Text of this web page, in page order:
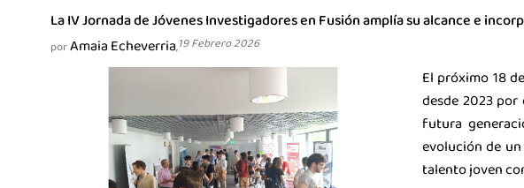
La IV Jornada de Jóvenes Investigadores en Fusión amplía su alcance e
porAmaia Echeverria,19 Febrero 2026
El próximo 18
desde 2023 por
futura
evolución de
talento joven